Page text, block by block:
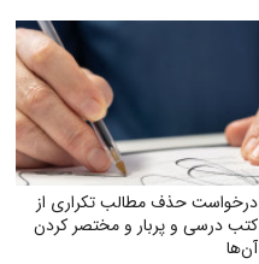
درخواست حذف مطالب تکراری از
کتب درسی و پربار و مختصر کردن
آن‌ها